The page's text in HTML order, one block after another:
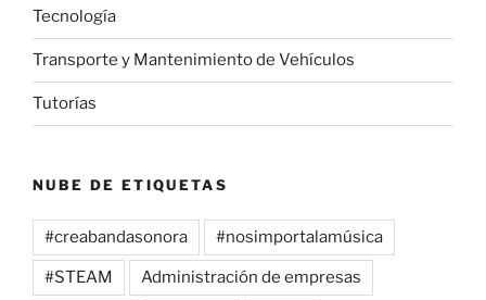
Tecnología
Transporte y Mantenimiento de Vehículos
Tutorías
NUBE DE ETIQUETAS
#creabandasonora #nosimportalamúsica
#STEAM Administración de empresas